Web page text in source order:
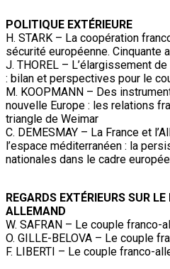
POLITIQUE EXTÉRIEURE
H. STARK – La coopération
sécurité européenne. Cinquante
J. THOREL – L’élargissement
: bilan et perspectives pour le
M. KOOPMANN – Des
nouvelle Europe : les relations
triangle de Weimar
C. DEMESMAY – La France et
l’espace méditerranéen : la
nationales dans le cadre
REGARDS EXTÉRIEURS SUR
ALLEMAND
W. SAFRAN – Le couple franco-
O. GILLE-BELOVA – Le couple
F. LIBERTI – Le couple franco-